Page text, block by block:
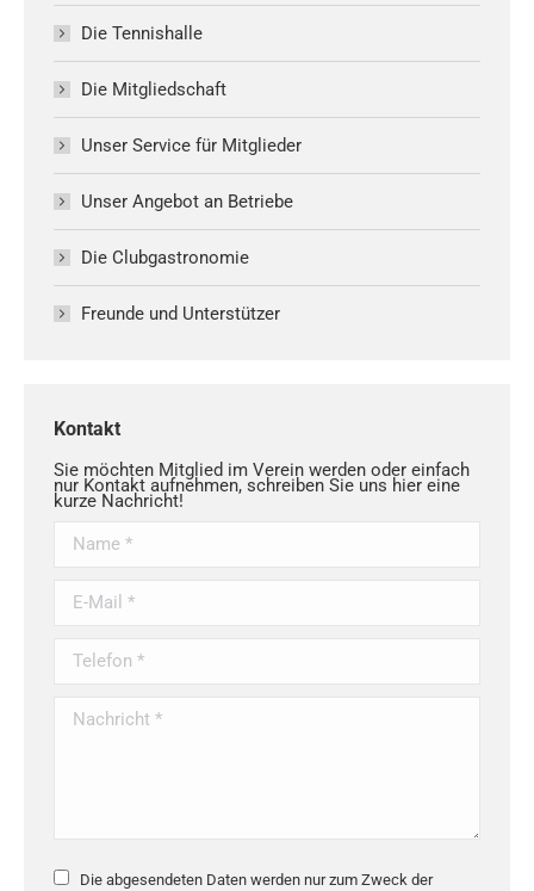
Die Tennishalle
Die Mitgliedschaft
Unser Service für Mitglieder
Unser Angebot an Betriebe
Die Clubgastronomie
Freunde und Unterstützer
Kontakt
Sie möchten Mitglied im Verein werden oder einfach
nur Kontakt aufnehmen, schreiben Sie uns hier eine
kurze Nachricht!
Name *
E-Mail *
Telefon *
Nachricht *
Die abgesendeten Daten werden nur zum Zweck der